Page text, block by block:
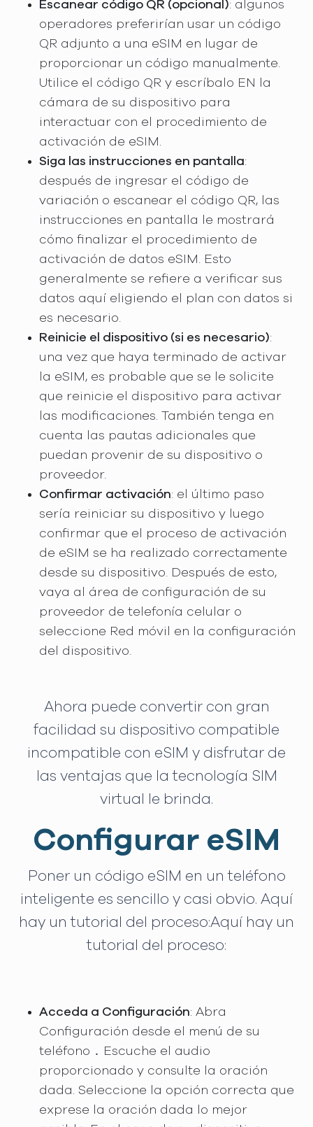
Escanear código QR (opcional): algunos
operadores preferirían usar un código
QR adjunto a una eSIM en lugar de
proporcionar un código manualmente.
Utilice el código QR y escríbalo EN la
cámara de su dispositivo para
interactuar con el procedimiento de
activación de eSIM.
Siga las instrucciones en pantalla:
después de ingresar el código de
variación o escanear el código QR, las
instrucciones en pantalla le mostrará
cómo finalizar el procedimiento de
activación de datos eSIM. Esto
generalmente se refiere a verificar sus
datos aquí eligiendo el plan con datos si
es necesario.
Reinicie el dispositivo (si es necesario):
una vez que haya terminado de activar
la eSIM, es probable que se le solicite
que reinicie el dispositivo para activar
las modificaciones. También tenga en
cuenta las pautas adicionales que
puedan provenir de su dispositivo o
proveedor.
Confirmar activación: el último paso
sería reiniciar su dispositivo y luego
confirmar que el proceso de activación
de eSIM se ha realizado correctamente
desde su dispositivo. Después de esto,
vaya al área de configuración de su
proveedor de telefonía celular o
seleccione Red móvil en la configuración
del dispositivo.
Ahora puede convertir con gran
facilidad su dispositivo compatible
incompatible con eSIM y disfrutar de
las ventajas que la tecnología SIM
virtual le brinda.
Configurar eSIM
Poner un código eSIM en un teléfono
inteligente es sencillo y casi obvio. Aquí
hay un tutorial del proceso:Aquí hay un
tutorial del proceso:
Acceda a Configuración: Abra
Configuración desde el menú de su
teléfono ․ Escuche el audio
proporcionado y consulte la oración
dada. Seleccione la opción correcta que
exprese la oración dada lo mejor